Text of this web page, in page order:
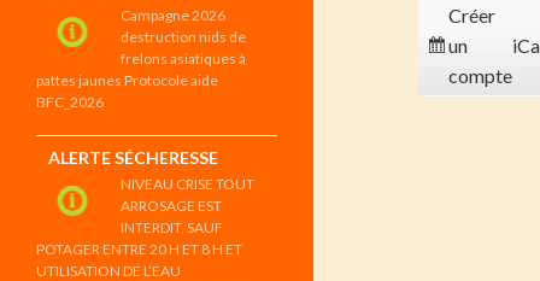
Créer
un
compte
Campagne 2026
destruction nids de
frelons asiatiques à
pattes jaunes Protocole aide
BFC_2026
ALERTE SÉCHERESSE
NIVEAU CRISE TOUT
ARROSAGE EST
INTERDIT, SAUF
POTAGER ENTRE 20 H ET 8 H ET
UTILISATION DE L’EAU